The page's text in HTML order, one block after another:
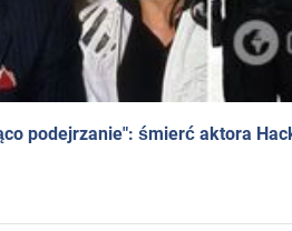
podejrzanie": śmierć aktora